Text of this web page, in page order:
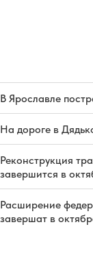
В Ярославле
На дороге в
Реконструкция
завершится в
Расширение
завершат в